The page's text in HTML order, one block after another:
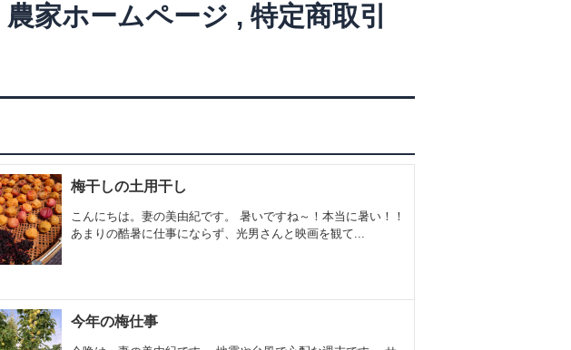
農家ホームページ , 特定商取引
梅干しの土用干し
こんにちは。妻の美由紀です。 暑いですね～！本当に暑い！！
あまりの酷暑に仕事にならず、光男さんと映画を観て...
今年の梅仕事